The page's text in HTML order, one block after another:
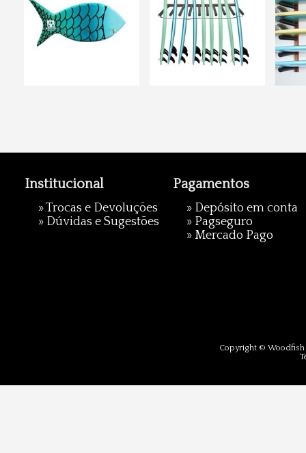
Institucional
»Trocas e Devoluções
» Dúvidas e Sugestões
Pagamentos
» Depósito em conta
» Pagseguro
» Mercado Pago
Copyright © Woodfish